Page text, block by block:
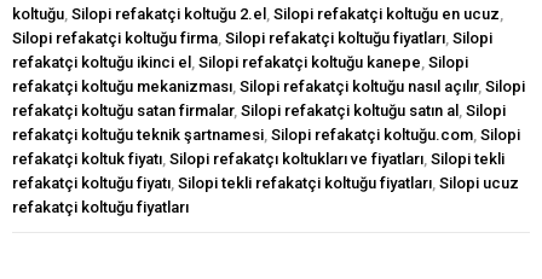
koltuğu Silopi refakatçi koltuğu 2.el Silopi refakatçi koltuğu en ucuz
Silopi refakatçi koltuğu firma Silopi refakatçi koltuğu fiyatları Silopi
refakatçi koltuğu ikinci el
Silopi refakatçi koltuğu kanepe Silopi
refakatçi koltuğu mekanizması Silopi refakatçi koltuğu nasıl açılır, Silopi
refakatçi koltuğu satan firmalar, Silopi refakatçi koltuğu satın al Silopi
refakatçi koltuğu teknik şartnamesi Silopi refakatçi koltuğu.com Silopi
refakatçi koltuk fiyatı Silopi refakatçı koltukları ve fiyatları Silopi tekli
refakatçi koltuğu fiyatı Silopi tekli refakatçi koltuğu fiyatları Silopi ucuz
refakatçi koltuğu fiyatları